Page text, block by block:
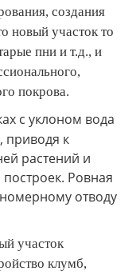
создания
новый участок то
пни и т.д., и
покрова.
с уклоном вода
приводя к
растений и
Ровная
отводу
участок
клумб,